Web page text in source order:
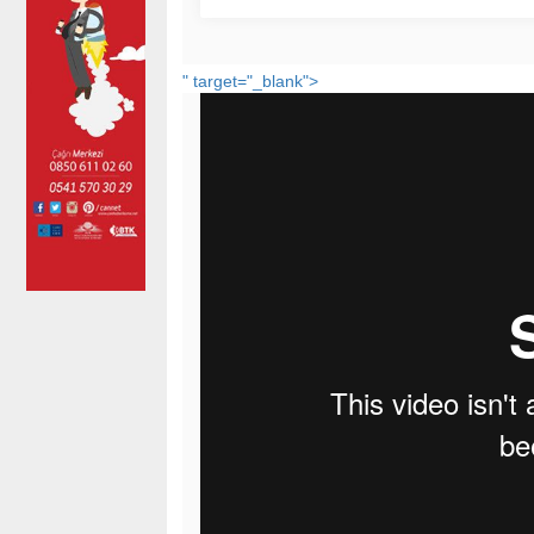
" target="_blank">